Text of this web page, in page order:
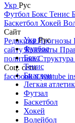
Укр Рус
Футбол Бокс Тенис
Баскетбол Хокей
Сайт
РедакцияПрогнозы
сайтуКонтакты
политикаСтруктура
Соц. сети
facebookxyoutube
УкрРус
Футбол
Бокс
Тенис
Биатлон
Легкая
Футзал
Баскетбол
Хокей
Волейбол